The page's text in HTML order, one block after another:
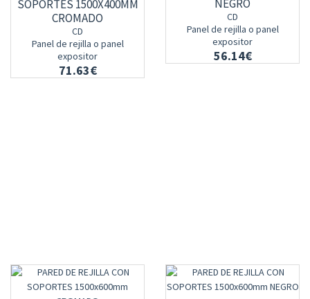
SOPORTES 1500X400MM
CROMADO
CD
Panel de rejilla o panel
expositor
71.63€
NEGRO
CD
Panel de rejilla o panel
expositor
56.14€